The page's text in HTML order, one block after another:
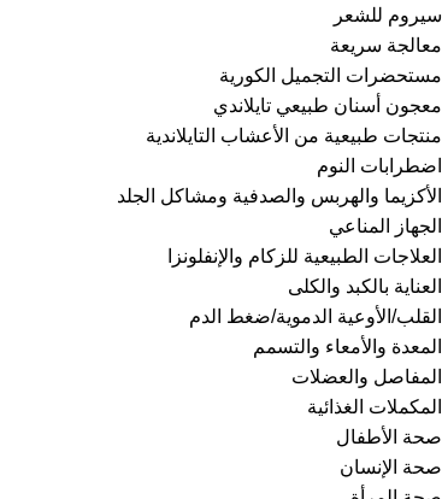
سيروم للشعر
معالجة سريعة
مستحضرات التجميل الكورية
معجون أسنان طبيعي تايلاندي
منتجات طبيعية من الأعشاب التايلاندية
اضطرابات النوم
الأكزيما والهربس والصدفية ومشاكل الجلد
الجهاز المناعي
العلاجات الطبيعية للزكام والإنفلونزا
العناية بالكبد والكلى
القلب/الأوعية الدموية/ضغط الدم
المعدة والأمعاء والتسمم
المفاصل والعضلات
المكملات الغذائية
صحة الأطفال
صحة الإنسان